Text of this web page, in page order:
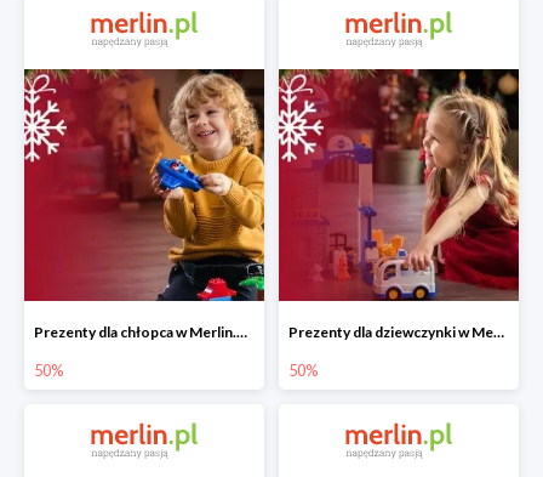
Prezenty dla chłopca w Merlin.pl do -50%
50%
Prezenty dla dziewczynki w Merlin.pl do -50%
50%